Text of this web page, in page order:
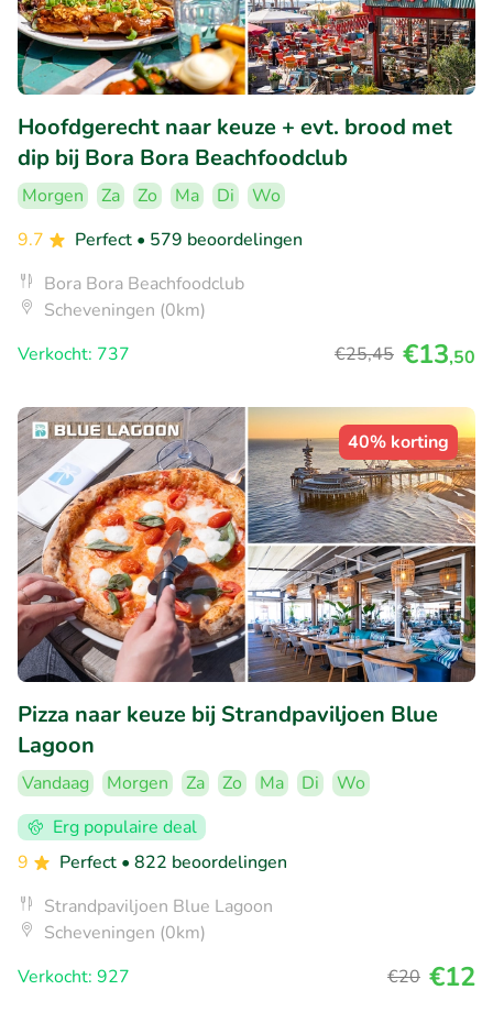
Hoofdgerecht naar keuze + evt. brood met
dip bij Bora Bora Beachfoodclub
Morgen Za Zo Ma Di
Wo
9.7
Perfect • 579 beoordelingen
Bora Bora Beachfoodclub
Scheveningen (0km)
Verkocht: 737
€25,45 €13,50
40% korting
Pizza naar keuze bij Strandpaviljoen Blue
Lagoon
Vandaag Morgen Za Zo Ma Di
Wo
Erg populaire deal
9
Perfect • 822 beoordelingen
Strandpaviljoen Blue Lagoon
Scheveningen (0km)
Verkocht: 927
€20 €12